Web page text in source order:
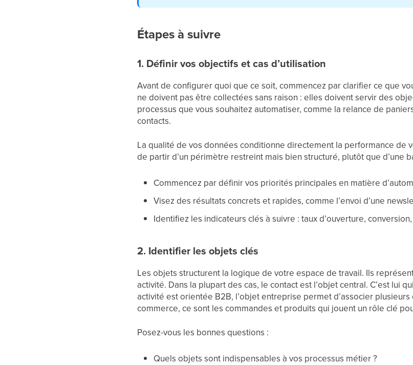
Étapes à suivre
1. Définir vos objectifs et cas d’utilisation
Avant de configurer quoi que ce soit, commencez par clarifier ce que
ne doivent pas être collectées sans raison : elles doivent servir des
processus que vous souhaitez automatiser, comme la relance de
contacts.
La qualité de vos données conditionne directement la performance de
de partir d’un périmètre restreint mais bien structuré, plutôt que d’une
Commencez par définir vos priorités principales en matière
Visez des résultats concrets et rapides, comme l’envoi d’une
Identifiez les indicateurs clés à suivre : taux d’ouverture, conversion,
2. Identifier les objets clés
Les objets structurent la logique de votre espace de travail. Ils
activité. Dans la plupart des cas, le contact est l’objet central. C’est lui
activité est orientée B2B, l’objet entreprise permet d’associer
commerce, ce sont les commandes et produits qui jouent un rôle clé
Posez-vous les bonnes questions :
Quels objets sont indispensables à vos processus métier ?